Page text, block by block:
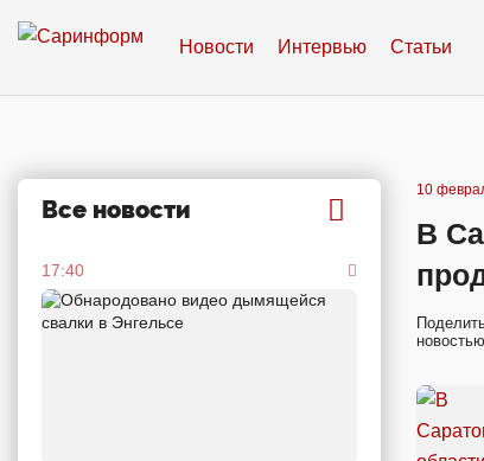
Новости Интервью Статьи
Все новости
17:40
10
В